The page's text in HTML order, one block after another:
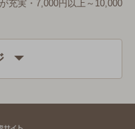
充実・7,000円以上～10,000